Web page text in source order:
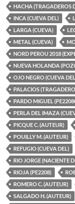
HACHA (TRAGADEROS
INCA (CUEVA DEL)
LARGA (CUEVA)
METAL (CUEVA)
NORD PEROU 2018
NUEVA HOLANDA
OJO NEGRO (CUEVA
PALACIOS
PARDO MIGUEL
PERLA DEL IMAZA
PICQUE C. (AUTEUR)
POUILLY M. (AUTEUR)
REFUGIO (CUEVA DEL)
RIO JORGE (NACIENTE
RIOJA (PE2208)
ROMERO C. (AUTEUR)
SALGADO H. (AUTEUR)